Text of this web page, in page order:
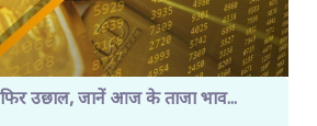
फिर उछाल, जानें आज के ताजा भाव...